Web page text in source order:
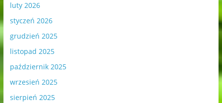
luty 2026
styczeń 2026
grudzień 2025
listopad 2025
październik 2025
wrzesień 2025
sierpień 2025